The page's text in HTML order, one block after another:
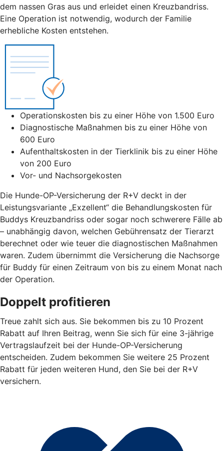
dem nassen Gras aus und erleidet einen Kreuzbandriss.
Eine Operation ist notwendig, wodurch der Familie
erhebliche Kosten entstehen.
Operationskosten bis zu einer Höhe von 1.500 Euro
Diagnostische Maßnahmen bis zu einer Höhe von
600 Euro
Aufenthaltskosten in der Tierklinik bis zu einer Höhe
von 200 Euro
Vor- und Nachsorgekosten
Die Hunde-OP-Versicherung der R+V deckt in der
Leistungsvariante „Exzellent“ die Behandlungskosten für
Buddys Kreuzbandriss oder sogar noch schwerere Fälle ab
– unabhängig davon, welchen Gebührensatz der Tierarzt
berechnet oder wie teuer die diagnostischen Maßnahmen
waren. Zudem übernimmt die Versicherung die Nachsorge
für Buddy für einen Zeitraum von bis zu einem Monat nach
der Operation.
Doppelt profitieren
Treue zahlt sich aus. Sie bekommen bis zu 10 Prozent
Rabatt auf Ihren Beitrag, wenn Sie sich für eine 3-jährige
Vertragslaufzeit bei der Hunde-OP-Versicherung
entscheiden. Zudem bekommen Sie weitere 25 Prozent
Rabatt für jeden weiteren Hund, den Sie bei der R+V
versichern.